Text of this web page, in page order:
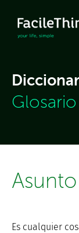
Asunto
Es cualquier